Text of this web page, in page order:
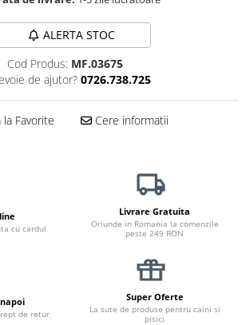
ALERTA STOC
Cod Produs: MF.03675
de ajutor? 0726.738.725
Favorite Cere informatii
cu cardul
Livrare Gratuita
Oriunde in Romania la comenzile
peste 249 RON
de retur
Super Oferte
La sute de produse pentru caini si
pisici